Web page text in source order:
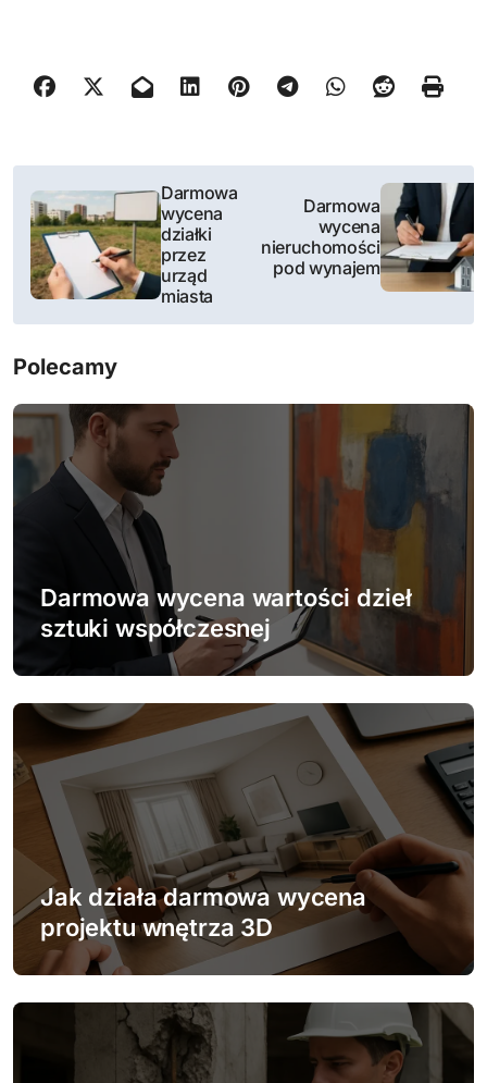
N
w
i
g
a
c
j
i
s
u
Darmowa
wycena
działki
przez
urząd
miasta
Darmowa
wycena
nieruchomości
pod wynajem
Polecamy
Darmowa wycena wartości dzieł
sztuki współczesnej
Jak działa darmowa wycena
projektu wnętrza 3D